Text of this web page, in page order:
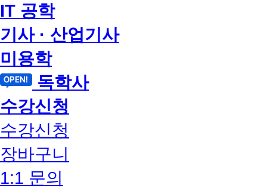
IT 공학
기사 · 산업기사
미용학
독학사
수강신청
수강신청
장바구니
1:1 문의